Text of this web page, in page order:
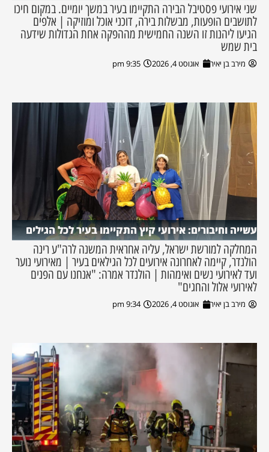
שני אירועי פסטיבל הבירה התקיימו בעיר במשך יומיים. במקום חיכו
לתושבים הופעות, מבשלות בירה, דוכני אוכל ומוזיקה | אלפים
הגיעו ליהנות זו השנה החמישית מההפקה אחת הגדולות שידעה
בית שמש
מירב בן יאיר אוגוסט 4, 2026 9:35 pm
עשייה וחיבורים: אירועי קיץ התקיימו בעיר לכל הגילים
המחלקה למורשת ישראל, עליה אחראית המשנה לרה"ע רינה
הולנדר, קיימה לאחרונה אירועים לכל הגילאים בעיר | מאירועי נוער
ועד לאירועי נשים ואימהות | הולנדר אמרה: "אנחנו עם הפנים
לאירועי אלול והחגים"
מירב בן יאיר אוגוסט 4, 2026 9:34 pm